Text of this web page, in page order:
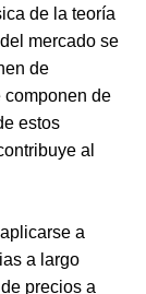
de la teoría
mercado se
de
componen de
estos
al
a
a largo
precios a